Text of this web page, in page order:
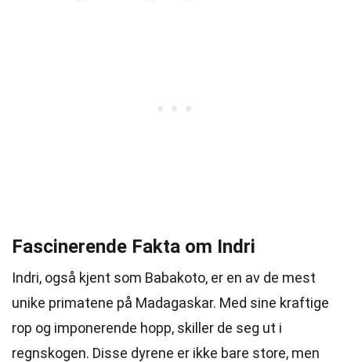
Fascinerende Fakta om Indri
Indri, også kjent som Babakoto, er en av de mest
unike primatene på Madagaskar. Med sine kraftige
rop og imponerende hopp, skiller de seg ut i
regnskogen. Disse dyrene er ikke bare store, men